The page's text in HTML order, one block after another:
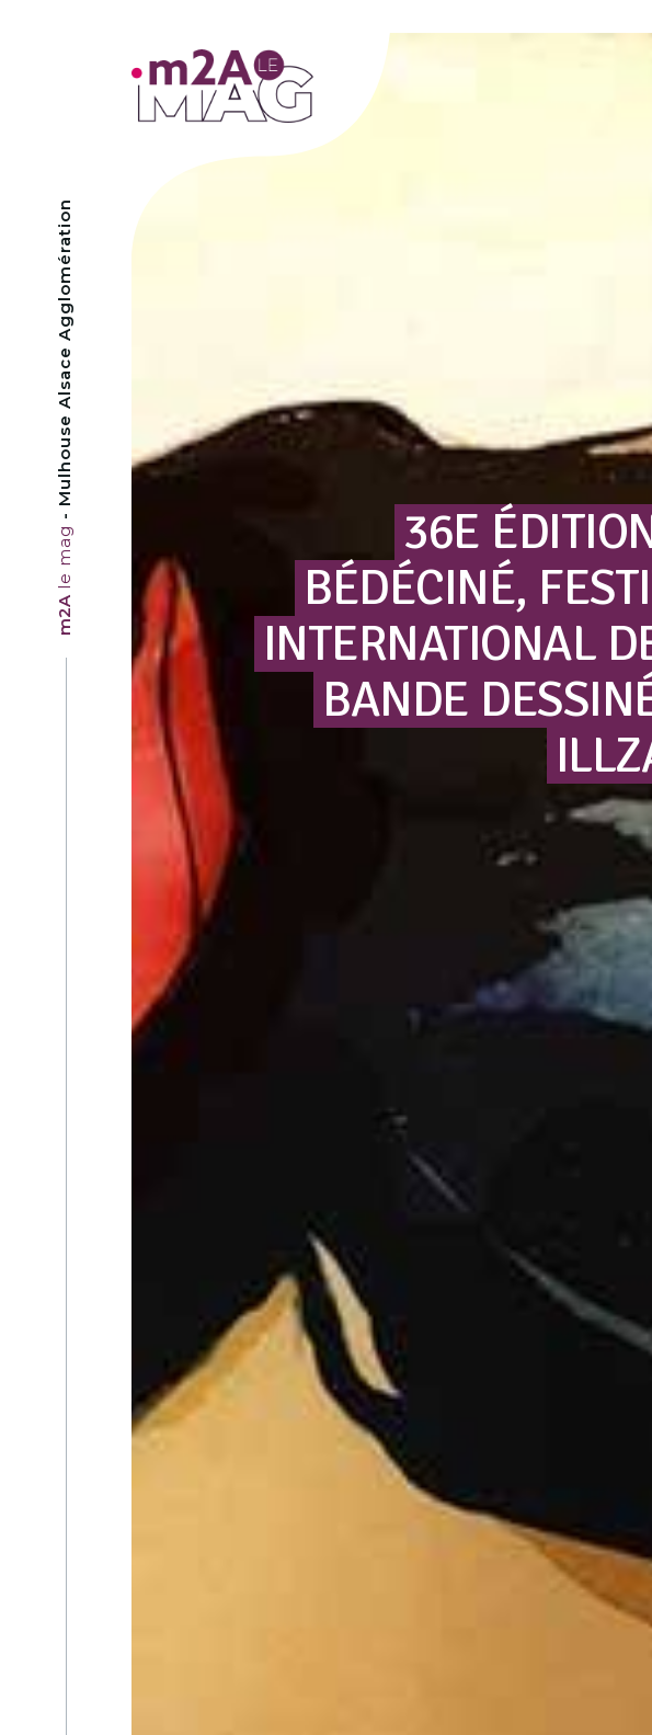
m2A
le mag
- Mulhouse Alsace Agglomération
36E
BÉDÉCINÉ,
INTERNATIONAL
BANDE